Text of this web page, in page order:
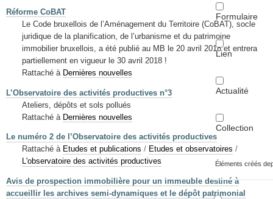
Formulaire
Lien
Actualité
Collection
Éléments créés
Réforme CoBAT
Le Code bruxellois de l’Aménagement du Territoire (CoBAT), socle
juridique de la planification, de l’urbanisme et du patrimoine
immobilier bruxellois, a été publié au MB le 20 avril 2018 et entrera
partiellement en vigueur le 30 avril 2018 !
Rattaché à Dernières nouvelles
L’Observatoire des activités productives n°3
Ateliers, dépôts et sols pollués
Rattaché à Dernières nouvelles
Le numéro 2 de l’Observatoire des activités productives
Rattaché à Etudes et publications / Etudes et observatoires /
L'observatoire des activités productives
Avis de prospection immobilière pour un immeuble destiné à
accueillir les archives semi-dynamiques et le dépôt patrimonial